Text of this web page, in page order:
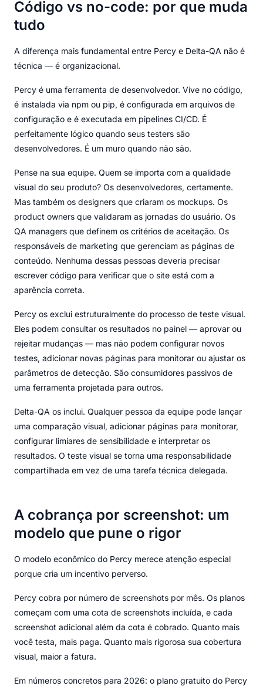
Código vs no-code: por que muda
tudo
A diferença mais fundamental entre Percy e Delta-QA não é
técnica — é organizacional.
Percy é uma ferramenta de desenvolvedor. Vive no código,
é instalada via npm ou pip, é configurada em arquivos de
configuração e é executada em pipelines CI/CD. É
perfeitamente lógico quando seus testers são
desenvolvedores. É um muro quando não são.
Pense na sua equipe. Quem se importa com a qualidade
visual do seu produto? Os desenvolvedores, certamente.
Mas também os designers que criaram os mockups. Os
product owners que validaram as jornadas do usuário. Os
QA managers que definem os critérios de aceitação. Os
responsáveis de marketing que gerenciam as páginas de
conteúdo. Nenhuma dessas pessoas deveria precisar
escrever código para verificar que o site está com a
aparência correta.
Percy os exclui estruturalmente do processo de teste visual.
Eles podem consultar os resultados no painel — aprovar ou
rejeitar mudanças — mas não podem configurar novos
testes, adicionar novas páginas para monitorar ou ajustar os
parâmetros de detecção. São consumidores passivos de
uma ferramenta projetada para outros.
Delta-QA os inclui. Qualquer pessoa da equipe pode lançar
uma comparação visual, adicionar páginas para monitorar,
configurar limiares de sensibilidade e interpretar os
resultados. O teste visual se torna uma responsabilidade
compartilhada em vez de uma tarefa técnica delegada.
A cobrança por screenshot: um
modelo que pune o rigor
O modelo econômico do Percy merece atenção especial
porque cria um incentivo perverso.
Percy cobra por número de screenshots por mês. Os planos
começam com uma cota de screenshots incluída, e cada
screenshot adicional além da cota é cobrado. Quanto mais
você testa, mais paga. Quanto mais rigorosa sua cobertura
visual, maior a fatura.
Em números concretos para 2026: o plano gratuito do Percy